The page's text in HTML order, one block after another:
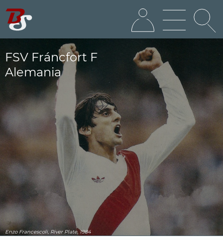
FSV Fráncfort F
Alemania
Enzo Francescoli, River Plate, 1984